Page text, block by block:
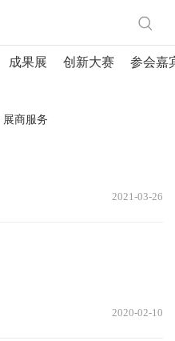
成果展 创新大赛 参会嘉
展商服务
2021-03-26
2020-02-10